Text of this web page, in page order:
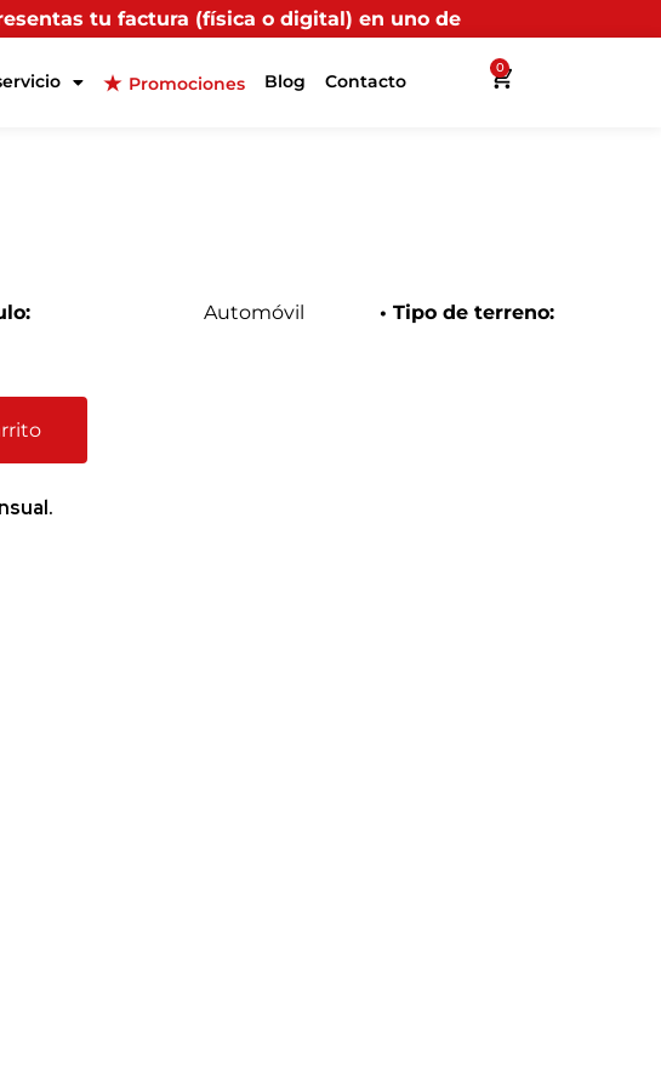
digital) en uno de nuestros puntos propios, recibirás más
Promociones Blog Contacto
0
Automóvil • Tipo de terreno: